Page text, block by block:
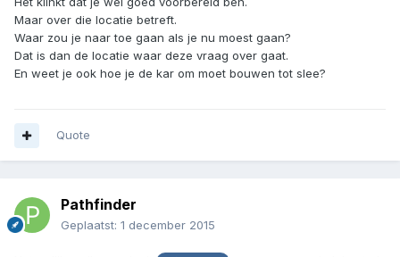
Maar over die locatie betreft.
Waar zou je naar toe gaan als je nu moest gaan?
Dat is dan de locatie waar deze vraag over gaat.
En weet je ook hoe je de kar om moet bouwen tot slee?
Quote
Pathfinder
Geplaatst: 1 december 2015